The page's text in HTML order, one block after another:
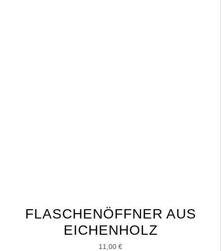
FLASCHENÖFFNER AUS
EICHENHOLZ
11,00 €